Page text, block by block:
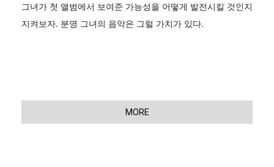
그녀가 첫 앨범에서 보여준 가능성을 어떻게 발전시킬 것인지
지켜보자. 분명 그녀의 음악은 그럴 가치가 있다.
MORE